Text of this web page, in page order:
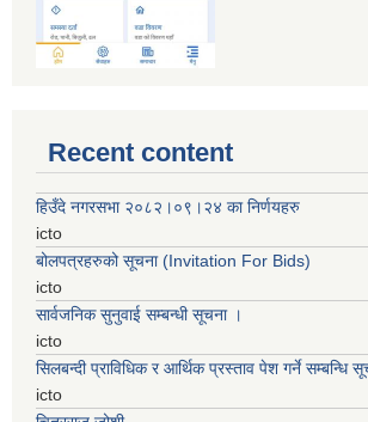
Recent content
हिउँदे नगरसभा २०८२।०९।२४ का निर्णयहरु
icto
बोलपत्रहरुको सूचना (Invitation For Bids)
icto
सार्वजनिक सुनुवाई सम्बन्धी सूचना ।
icto
सिलबन्दी प्राविधिक र आर्थिक प्रस्ताव पेश गर्ने सम्बन्धि
icto